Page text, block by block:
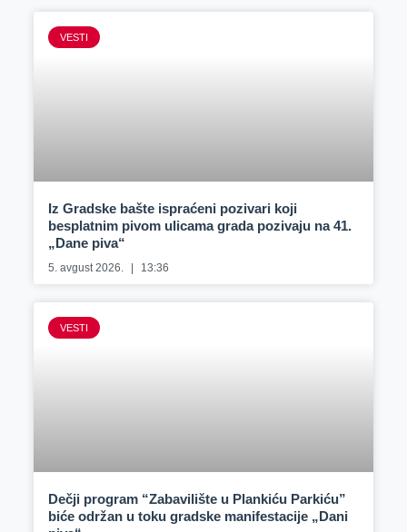
VESTI
Iz Gradske bašte ispraćeni pozivari koji
besplatnim pivom ulicama grada pozivaju na 41.
„Dane piva“
5. avgust 2026. 13:36
VESTI
Dečji program “Zabavilište u Plankiću Parkiću”
biće održan u toku gradske manifestacije „Dani